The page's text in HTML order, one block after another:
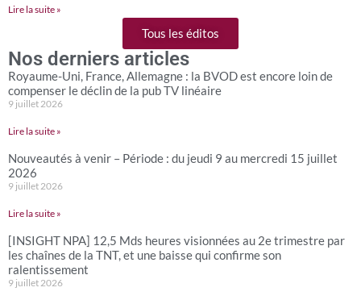
Lire la suite »
Tous les éditos
Nos derniers articles
Royaume-Uni, France, Allemagne : la BVOD est encore loin de
compenser le déclin de la pub TV linéaire
9 juillet 2026
Lire la suite »
Nouveautés à venir – Période : du jeudi 9 au mercredi 15 juillet
2026
9 juillet 2026
Lire la suite »
[INSIGHT NPA] 12,5 Mds heures visionnées au 2e trimestre par
les chaînes de la TNT, et une baisse qui confirme son
ralentissement
9 juillet 2026